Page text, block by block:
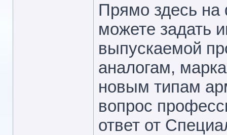
Прямо здесь
можете задать
выпускаемой
аналогам,
новым типам
вопрос
ответ от